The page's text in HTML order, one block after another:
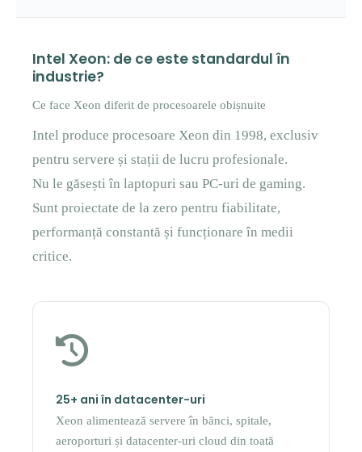
Intel Xeon: de ce este standardul în
industrie?
Ce face Xeon diferit de procesoarele obișnuite
Intel produce procesoare Xeon din 1998, exclusiv
pentru servere și stații de lucru profesionale.
Nu le găsești în laptopuri sau PC-uri de gaming.
Sunt proiectate de la zero pentru fiabilitate,
performanță constantă și funcționare în medii
critice.
25+ ani în datacenter-uri
Xeon alimentează servere în bănci, spitale,
aeroporturi și datacenter-uri cloud din toată